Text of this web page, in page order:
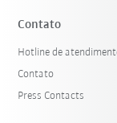
Contato
Hotline de
Contato
Press Contacts